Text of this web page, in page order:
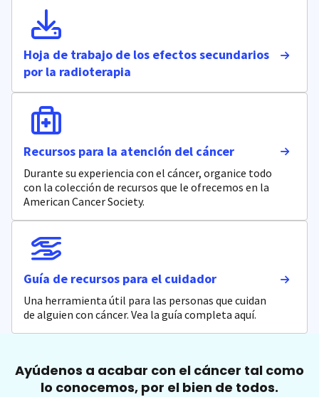
Hoja de trabajo de los efectos secundarios
por la radioterapia
Recursos para la atención del cáncer
Durante su experiencia con el cáncer, organice todo
con la colección de recursos que le ofrecemos en la
American Cancer Society.
Guía de recursos para el cuidador
Una herramienta útil para las personas que cuidan
de alguien con cáncer. Vea la guía completa aquí.
Ayúdenos a acabar con el cáncer tal como
lo conocemos, por el bien de todos.